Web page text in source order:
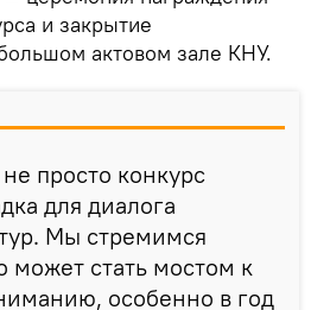
и закрытие
актовом зале КНУ.
просто конкурс
для диалога
Мы стремимся
может стать мостом к
особенно в год